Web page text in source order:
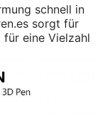
schnell in
sorgt für
eine Vielzahl